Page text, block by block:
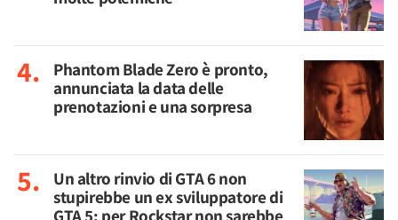
Phantom Blade Zero è pronto,
annunciata la data delle
prenotazioni e una sorpresa
Un altro rinvio di GTA 6 non
stupirebbe un ex sviluppatore di